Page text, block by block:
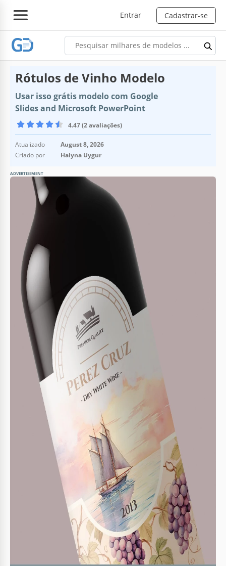
Entrar Cadastrar-se
Rótulos de Vinho Modelo
Usar isso grátis modelo com Google
Slides and Microsoft PowerPoint
4.47 (2 avaliações)
Atualizado
August 8, 2026
Criado por
Halyna Uygur
ADVERTISEMENT